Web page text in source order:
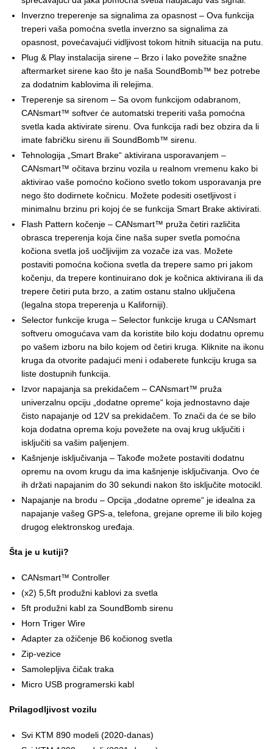
Inverzno treperenje sa signalima za opasnost – Ova funkcija
treperi vaša pomoćna svetla inverzno sa signalima za
opasnost, povećavajući vidljivost tokom hitnih situacija na putu.
Plug & Play instalacija sirene – Brzo i lako povežite snažne
aftermarket sirene kao što je naša SoundBomb™ bez potrebe
za dodatnim kablovima ili relejima.
Treperenje sa sirenom – Sa ovom funkcijom odabranom,
CANsmart™ softver će automatski treperiti vaša pomoćna
svetla kada aktivirate sirenu. Ova funkcija radi bez obzira da li
imate fabričku sirenu ili SoundBomb™ sirenu.
Tehnologija „Smart Brake“ aktivirana usporavanjem –
CANsmart™ očitava brzinu vozila u realnom vremenu kako bi
aktivirao vaše pomoćno kočiono svetlo tokom usporavanja pre
nego što dodirnete kočnicu. Možete podesiti osetljivost i
minimalnu brzinu pri kojoj će se funkcija Smart Brake aktivirati.
Flash Pattern kočenje – CANsmart™ pruža četiri različita
obrasca treperenja koja čine naša super svetla pomoćna
kočiona svetla još uočljivijim za vozače iza vas. Možete
postaviti pomoćna kočiona svetla da trepere samo pri jakom
kočenju, da trepere kontinuirano dok je kočnica aktivirana ili da
trepere četiri puta brzo, a zatim ostanu stalno uključena
(legalna stopa treperenja u Kaliforniji).
Selector funkcije kruga – Selector funkcije kruga u CANsmart
softveru omogućava vam da koristite bilo koju dodatnu opremu
po vašem izboru na bilo kojem od četiri kruga. Kliknite na ikonu
kruga da otvorite padajući meni i odaberete funkciju kruga sa
liste dostupnih funkcija.
Izvor napajanja sa prekidačem – CANsmart™ pruža
univerzalnu opciju „dodatne opreme“ koja jednostavno daje
čisto napajanje od 12V sa prekidačem. To znači da će se bilo
koja dodatna oprema koju povežete na ovaj krug uključiti i
isključiti sa vašim paljenjem.
Kašnjenje isključivanja – Takođe možete postaviti dodatnu
opremu na ovom krugu da ima kašnjenje isključivanja. Ovo će
ih držati napajanim do 30 sekundi nakon što isključite motocikl.
Napajanje na brodu – Opcija „dodatne opreme“ je idealna za
napajanje vašeg GPS-a, telefona, grejane opreme ili bilo kojeg
drugog elektronskog uređaja.
Šta je u kutiji?
CANsmart™ Controller
(x2) 5,5ft produžni kablovi za svetla
5ft produžni kabl za SoundBomb sirenu
Horn Triger Wire
Adapter za ožičenje B6 kočionog svetla
Zip-vezice
Samolepljiva čičak traka
Micro USB programerski kabl
Prilagodljivost vozilu
Svi KTM 890 modeli (2020-danas)